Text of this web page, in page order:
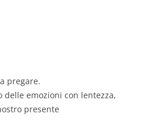
pregare.
delle emozioni con lentezza,
presente